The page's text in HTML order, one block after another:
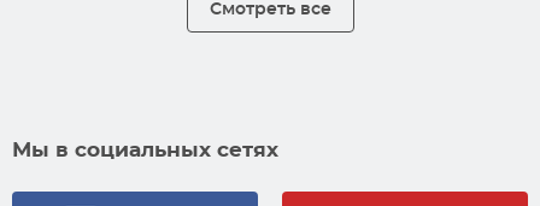
Смотреть все
Мы в социальных сетях